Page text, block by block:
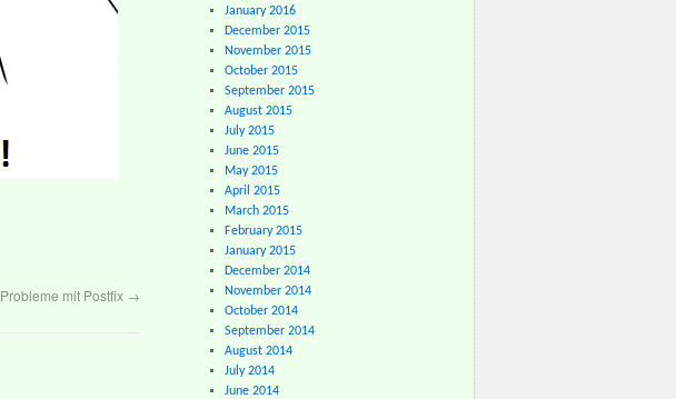
Probleme mit Postfix →
January 2016
December 2015
November 2015
October 2015
September 2015
August 2015
July 2015
June 2015
May 2015
April 2015
March 2015
February 2015
January 2015
December 2014
November 2014
October 2014
September 2014
August 2014
July 2014
June 2014